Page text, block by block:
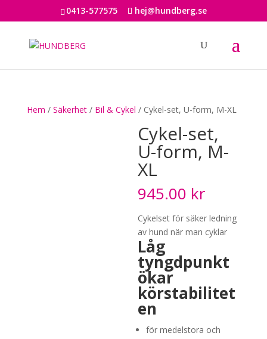
0413-577575 hej@hundberg.se
Hem / Säkerhet/ Bil & Cykel / Cykel-set, U-form, M-XL
Cykel-set,
U-form, M-
XL
945.00 kr
Cykelset för säker ledning
av hund när man cyklar
Låg
tyngdpunkt
ökar
körstabilitet
en
för medelstora och